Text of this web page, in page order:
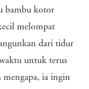
bambu kotor
melompat
dari tidur
untuk terus
mengapa, ia ingin